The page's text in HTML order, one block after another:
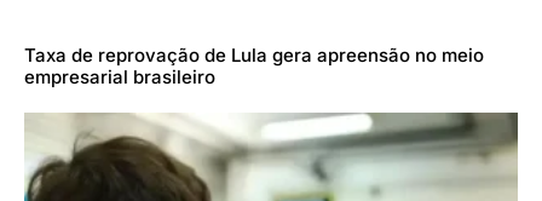
Taxa de reprovação de Lula gera apreensão no meio
empresarial brasileiro